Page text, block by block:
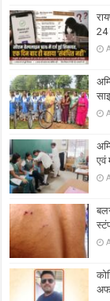
24
एवं